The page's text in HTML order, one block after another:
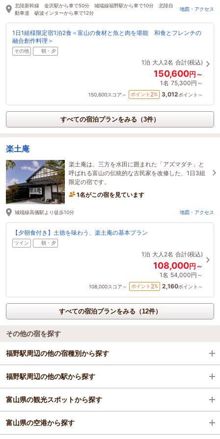
北陸新幹線 金沢駅から車で50分 城端線福野駅から車で10分 北陸自
動車道 砺波インターから車で12分
地図・アクセス
1日1組様限定宿1泊2食＜富山の食材と魚と肉を堪能 和食とフレンチの
融合創作料理＞
その他 朝・夕
1泊 大人2名 合計(税込)
150,600円～
1名 75,300円～
150,600スコア～ ポイント 2% 3,012ポイント～
すべての宿泊プランをみる（3件）
楽土庵
楽土庵は、三方を水田に囲まれた「アズマダチ」と
呼ばれる富山の伝統的な古民家を改修した、1日3組
限定の宿です。
1名がこの宿を見ています
城端線高儀駅より徒歩10分 地図・アクセス
【夕朝食付き】土徳を味わう、楽土庵の基本プラン
ツイン 朝・夕
1泊 大人2名 合計(税込)
108,000円～
1名 54,000円～
108,000スコア～ ポイント 2% 2,160ポイント～
すべての宿泊プランをみる（12件）
その他の宿を探す
福野駅周辺の他の宿種別から探す
ビジネスホテル
旅館
格安ホテル
福野駅周辺の他の駅から探す
高岡駅
氷見駅
富山県の観光スポットから探す
黒部峡谷鉄道
富山県の空港から探す